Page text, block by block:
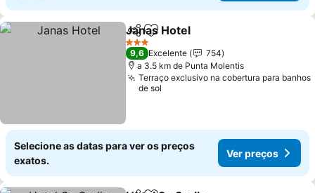
PartilharAdicionar aos favoritos
Janas Hotel
3 Estrelas
9,6 Excelente
754
a 3.5 km de Punta Molentis
Terraço exclusivo na cobertura para banhos
de sol
Selecione as datas para ver os preços
exatos.
Ver preços